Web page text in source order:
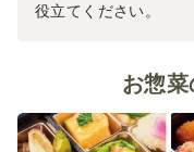
役立てください。
お惣